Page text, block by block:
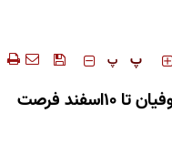
‍‍‍ پ پ
برای دریافت سودسهام عدالت متوفیان تا ۱۰اسفند فرصت